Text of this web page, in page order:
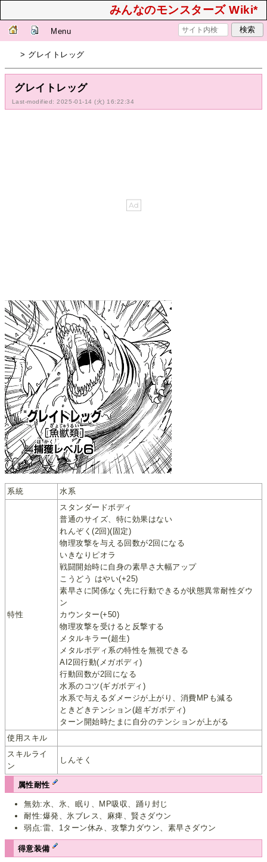
みんなのモンスターズ Wiki*
Menu
> グレイトレッグ
グレイトレッグ
Last-modified: 2025-01-14 (火) 16:22:34
系統 水系
特性
スタンダードボディ
普通のサイズ、特に効果はない
れんぞく(2回)(固定)
物理攻撃を与える回数が2回になる
いきなりピオラ
戦闘開始時に自身の素早さ大幅アップ
こうどう はやい(+25)
素早さに関係なく先に行動できるが状態異常耐性ダウ
ン
カウンター(+50)
物理攻撃を受けると反撃する
メタルキラー(超生)
メタルボディ系の特性を無視できる
AI2回行動(メガボディ)
行動回数が2回になる
水系のコツ(ギガボディ)
水系で与えるダメージが上がり、消費MPも減る
ときどきテンション(超ギガボディ)
ターン開始時たまに自分のテンションが上がる
使用スキル
スキルライ
ン
しんそく
属性耐性
無効:水、氷、眠り、MP吸収、踊り封じ
耐性:爆発、氷ブレス、麻痺、賢さダウン
弱点:雷、1ターン休み、攻撃力ダウン、素早さダウン
得意装備